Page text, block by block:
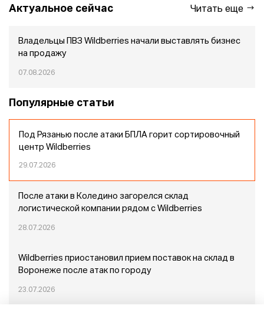
Актуальное сейчас Читать еще
Владельцы ПВЗ Wildberries начали выставлять бизнес
на продажу
07.08.2026
Популярные статьи
Под Рязанью после атаки БПЛА горит сортировочный
центр Wildberries
29.07.2026
После атаки в Коледино загорелся склад
логистической компании рядом с Wildberries
28.07.2026
Wildberries приостановил прием поставок на склад в
Воронеже после атак по городу
23.07.2026